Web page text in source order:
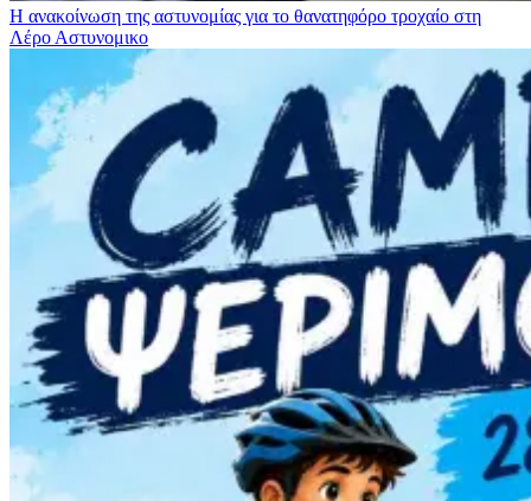
Η ανακοίνωση της αστυνομίας για το θανατηφόρο τροχαίο στη
Λέρο Αστυνομικο